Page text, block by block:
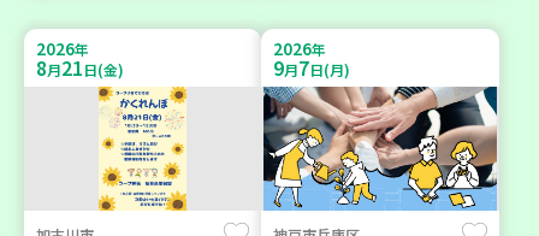
2026年
8月21日(金)
2026年
9月7日(月)